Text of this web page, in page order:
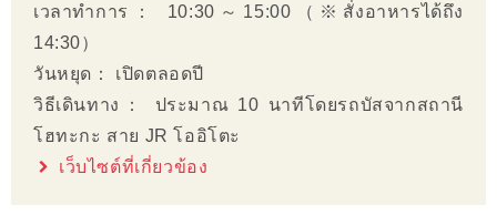
เวลาทำการ： 10:30～15:00（※สั่งอาหารได้ถึง
14:30）
วันหยุด： เปิดตลอดปี
วิธีเดินทาง： ประมาณ 10 นาทีโดยรถบัสจากสถานี
โฮทะกะ สาย JR โออิโตะ
เว็บไซต์ที่เกี่ยวข้อง